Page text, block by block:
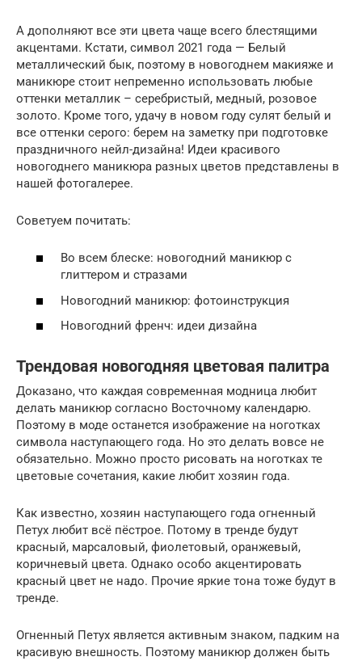
А дополняют все эти цвета чаще всего блестящими
акцентами. Кстати, символ 2021 года — Белый
металлический бык, поэтому в новогоднем макияже и
маникюре стоит непременно использовать любые
оттенки металлик – серебристый, медный, розовое
золото. Кроме того, удачу в новом году сулят белый и
все оттенки серого: берем на заметку при подготовке
праздничного нейл-дизайна! Идеи красивого
новогоднего маникюра разных цветов представлены в
нашей фотогалерее.
Советуем почитать:
Во всем блеске: новогодний маникюр с
глиттером и стразами
Новогодний маникюр: фотоинструкция
Новогодний френч: идеи дизайна
Трендовая новогодняя цветовая палитра
Доказано, что каждая современная модница любит
делать маникюр согласно Восточному календарю.
Поэтому в моде останется изображение на ноготках
символа наступающего года. Но это делать вовсе не
обязательно. Можно просто рисовать на ноготках те
цветовые сочетания, какие любит хозяин года.
Как известно, хозяин наступающего года огненный
Петух любит всё пёстрое. Потому в тренде будут
красный, марсаловый, фиолетовый, оранжевый,
коричневый цвета. Однако особо акцентировать
красный цвет не надо. Прочие яркие тона тоже будут в
тренде.
Огненный Петух является активным знаком, падким на
красивую внешность. Поэтому маникюр должен быть